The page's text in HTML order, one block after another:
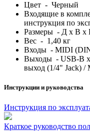
Цвет - Черный
Входящие в
инструкция по
Размеры - Д х В х
Вес - 1,40 кг
Входы - MIDI
Выходы - USB-B x
выход (1/4" Jack) /
Инструкции и руководства
Инструкция по
Краткое руководство